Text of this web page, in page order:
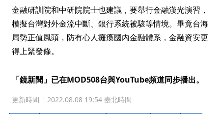
金融研訓院和中研院院士也建議，要舉行金融漢光演習，
模擬台灣對外金流中斷、銀行系統被駭等情境。畢竟台海
局勢正值風頭，防有心人癱瘓國內金融體系，金融資安更
得上緊發條。
「鏡新聞」已在MOD508台與YouTube頻道同步播出。
更新時間 2022.08.08 19:54 臺北時間